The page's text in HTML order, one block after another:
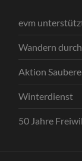
evm
Wandern
Aktion
Winterdienst
50 Jahre